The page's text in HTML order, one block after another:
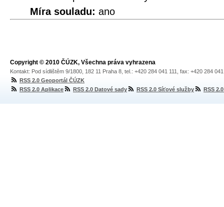
Míra souladu: ano
Copyright © 2010 ČÚZK, Všechna práva vyhrazena
Kontakt: Pod sídlištěm 9/1800, 182 11 Praha 8, tel.: +420 284 041 111, fax: +420 284
RSS 2.0 Geoportál ČÚZK
RSS 2.0 Aplikace
RSS 2.0 Datové sady RSS 2.0 Síťové služby RSS